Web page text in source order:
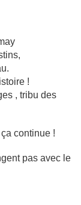
!
, tribu des
continue !
pas avec le